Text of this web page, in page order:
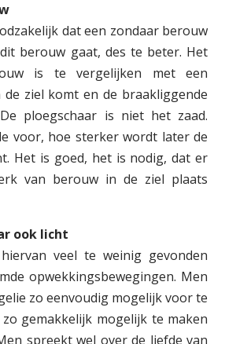
dat een zondaar berouw
berouw gaat, des te beter. Het
is te vergelijken met een
de ziel komt en de braakliggende
ploegschaar is niet het zaad.
voor, hoe sterker wordt later de
Het is goed, het is nodig, dat er
van berouw in de ziel plaats
ook licht
veel te weinig gevonden
opwekkingsbewegingen. Men
zo eenvoudig mogelijk voor te
gemakkelijk mogelijk te maken
spreekt wel over de liefde van